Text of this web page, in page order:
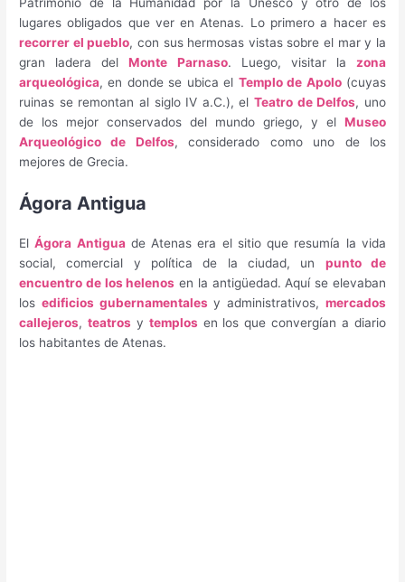
lugares obligados que ver en Atenas. Lo primero a hacer es
recorrer el pueblo, con sus hermosas vistas sobre el mar y la
gran ladera delMonte Parnaso. Luego, visitar la zona
arqueológica, en donde se ubica el Templo de Apolo(cuyas
ruinas se remontan al siglo IV a.C.), elTeatro de Delfos, uno
de los mejor conservados del mundo griego, y el Museo
Arqueológico de Delfos, considerado como uno de los
mejores de Grecia.
Ágora Antigua
ElÁgora Antiguade Atenas era el sitio que resumía la vida
social, comercial y política de la ciudad, un punto de
encuentro de los helenos en la antigüedad. Aquí se elevaban
los edificios gubernamentalesy administrativos, mercados
callejeros, teatrosy templosen los que convergían a diario
los habitantes de Atenas.